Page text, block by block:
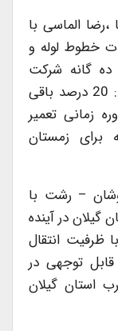
الماسی با
درصد تعمیرات خطوط لوله و
ده گانه شرکت
انتقال گاز ایران انجام شده است، افزود: 20 درصد باقی
زمانی تعمیر
برای زمستان
– رشت با
گیلان در آینده
ظرفیت انتقال
قابل توجهی در
استان گیلان